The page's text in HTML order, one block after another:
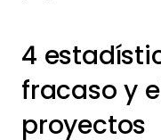
4
fracaso y
proyectos